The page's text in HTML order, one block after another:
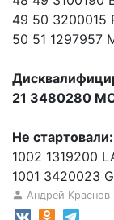
49 50 3200015
50 51 1297957
21 3480280
Не стартовали:
1002 1319200
1001 3420023
Андрей Краснов